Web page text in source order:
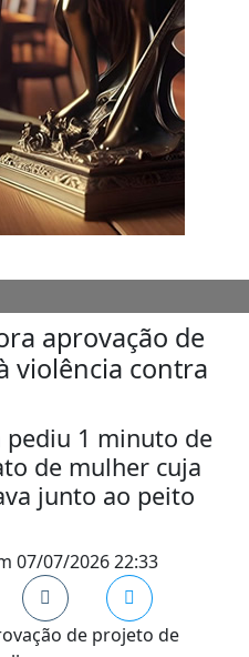
aprovação de
violência contra
pediu 1 minuto de
de mulher cuja
junto ao peito
07/07/2026 22:33